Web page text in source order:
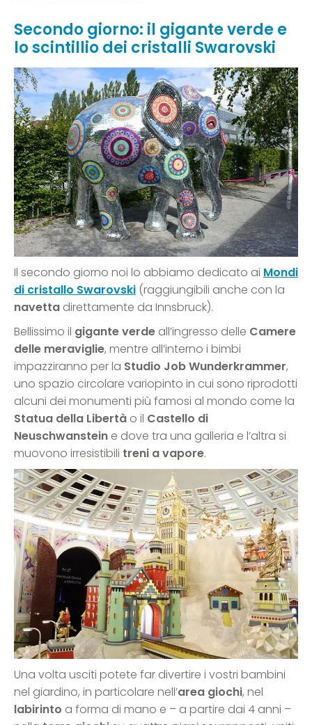
Secondo giorno: il gigante verde e
lo scintillio dei cristalli Swarovski
Il secondo giorno noi lo abbiamo dedicato ai Mondi
di cristallo Swarovski (raggiungibili anche con la
navetta direttamente da Innsbruck).
Bellissimo il gigante verde all’ingresso delle Camere
delle meraviglie, mentre all’interno i bimbi
impazziranno per la Studio Job Wunderkrammer,
uno spazio circolare variopinto in cui sono riprodotti
alcuni dei monumenti più famosi al mondo come la
Statua della Libertà o il Castello di
Neuschwanstein e dove tra una galleria e l’altra si
muovono irresistibili treni a vapore.
Una volta usciti potete far divertire i vostri bambini
nel giardino, in particolare nell’area giochi, nel
labirinto a forma di mano e – a partire dai 4 anni –